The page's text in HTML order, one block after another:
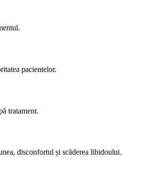
pacientelor.
tratament.
disconfortul și scăderea libidoului.